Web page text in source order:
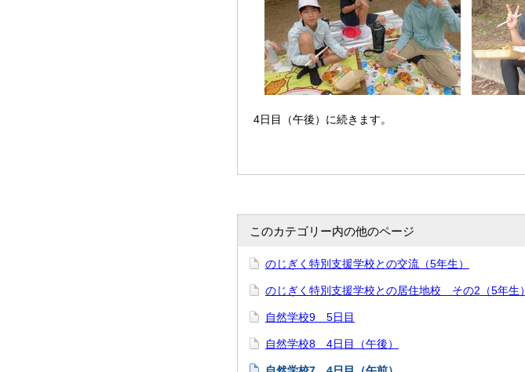
4日目（午後）に続きます。
このカテゴリー内の他のページ
のじぎく特別支援学校との交流（5年生）
のじぎく特別支援学校との居住地校 その2（5年生）
自然学校9 5日目
自然学校8 4日目（午後）